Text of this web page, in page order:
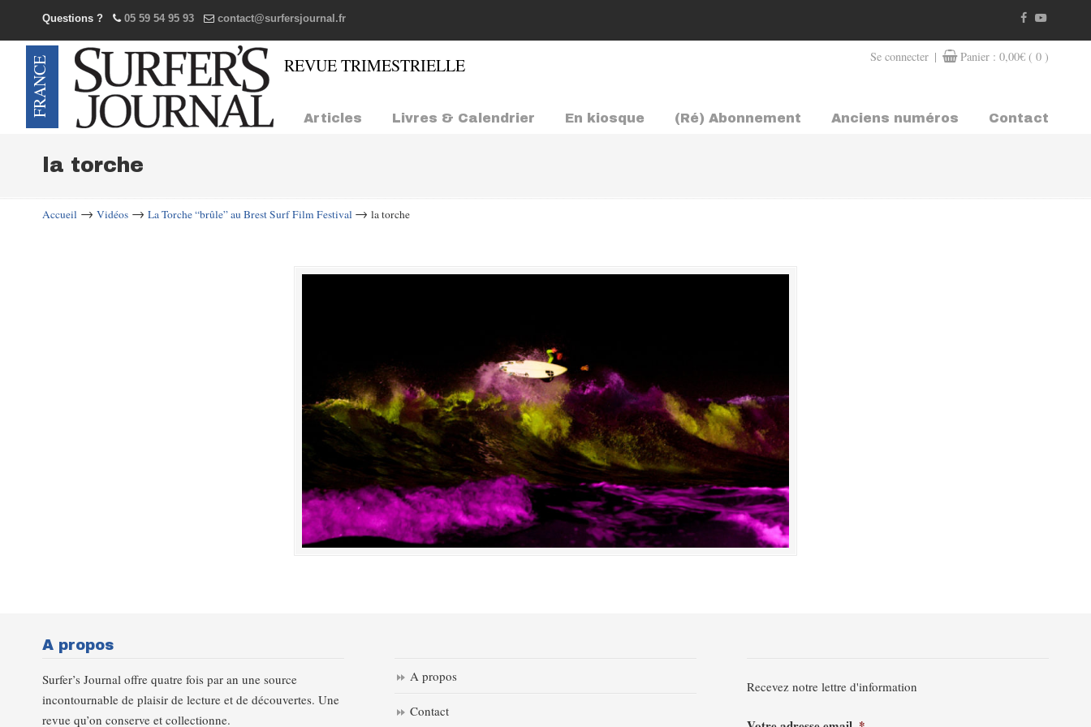
Questions ? 05 59 54 95 93 contact@surfersjournal.fr
Se connecter | Panier : 0,00€ ( 0 )
Articles Livres & Calendrier En kiosque (Ré) Abonnement Anciens numéros Contact
Navigation
la torche
Accueil → Vidéos → La Torche “brûle” au Brest Surf Film Festival → la torche
A propos
Surfer’s Journal offre quatre fois par an une source
incontournable de plaisir de lecture et de découvertes. Une
revue qu’on conserve et collectionne.
A propos
Contact
Recevez notre lettre d'information